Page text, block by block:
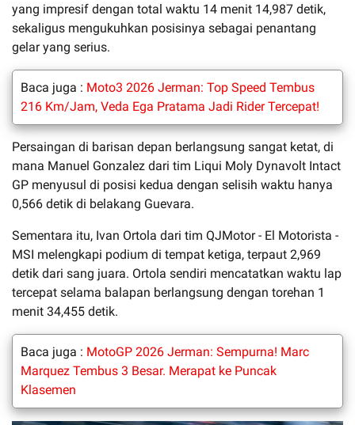
yang impresif dengan total waktu 14 menit 14,987 detik,
sekaligus mengukuhkan posisinya sebagai penantang
gelar yang serius.
Baca juga : Moto3 2026 Jerman: Top Speed Tembus
216 Km/Jam, Veda Ega Pratama Jadi Rider Tercepat!
Persaingan di barisan depan berlangsung sangat ketat, di
mana Manuel Gonzalez dari tim Liqui Moly Dynavolt Intact
GP menyusul di posisi kedua dengan selisih waktu hanya
0,566 detik di belakang Guevara.
Sementara itu, Ivan Ortola dari tim QJMotor - El Motorista -
MSI melengkapi podium di tempat ketiga, terpaut 2,969
detik dari sang juara. Ortola sendiri mencatatkan waktu lap
tercepat selama balapan berlangsung dengan torehan 1
menit 34,455 detik.
Baca juga : MotoGP 2026 Jerman: Sempurna! Marc
Marquez Tembus 3 Besar. Merapat ke Puncak
Klasemen